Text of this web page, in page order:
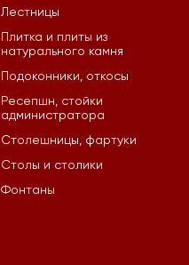
Лестницы
Плитка и плиты из
натурального камня
Подоконники, откосы
Ресепшн, стойки
администратора
Столешницы, фартуки
Столы и столики
Фонтаны